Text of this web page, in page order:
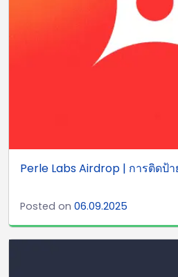
Perle Labs Airdrop | การติดป้า
Posted on 06.09.2025